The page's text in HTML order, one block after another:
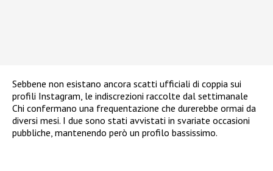
Sebbene non esistano ancora scatti ufficiali di coppia sui
profili Instagram, le indiscrezioni raccolte dal settimanale
Chi confermano una frequentazione che durerebbe ormai da
diversi mesi. I due sono stati avvistati in svariate occasioni
pubbliche, mantenendo però un profilo bassissimo.